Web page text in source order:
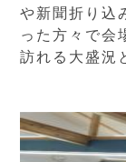
や新聞折り込
った方々で会
訪れる大盛況